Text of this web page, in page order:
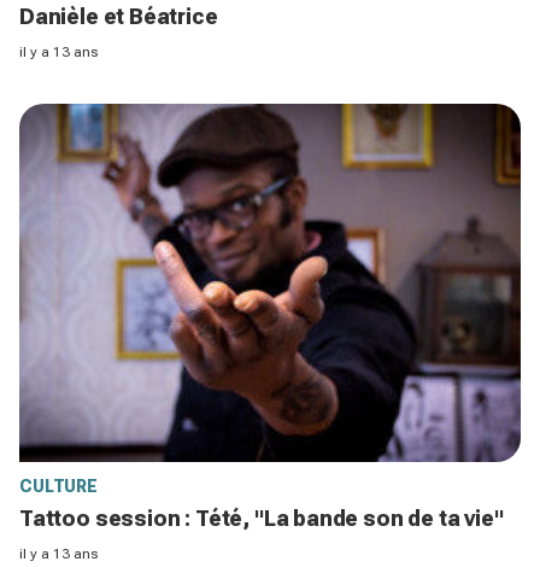
Danièle et Béatrice
il y a 13 ans
CULTURE
Tattoo session : Tété, "La bande son de ta vie"
il y a 13 ans